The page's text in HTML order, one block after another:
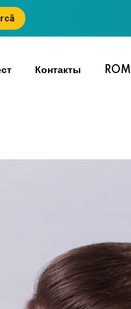
Контакты ROM